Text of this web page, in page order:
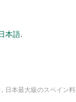
本語.
, 日本最大級のスペイン